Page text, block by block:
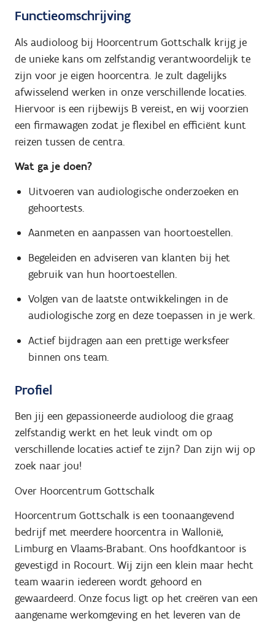
Functieomschrijving
Als audioloog bij Hoorcentrum Gottschalk krijg je
de unieke kans om zelfstandig verantwoordelijk te
zijn voor je eigen hoorcentra. Je zult dagelijks
afwisselend werken in onze verschillende locaties.
Hiervoor is een rijbewijs B vereist, en wij voorzien
een firmawagen zodat je flexibel en efficiënt kunt
reizen tussen de centra.
Wat ga je doen?
Uitvoeren van audiologische onderzoeken en
gehoortests.
Aanmeten en aanpassen van hoortoestellen.
Begeleiden en adviseren van klanten bij het
gebruik van hun hoortoestellen.
Volgen van de laatste ontwikkelingen in de
audiologische zorg en deze toepassen in je werk.
Actief bijdragen aan een prettige werksfeer
binnen ons team.
Profiel
Ben jij een gepassioneerde audioloog die graag
zelfstandig werkt en het leuk vindt om op
verschillende locaties actief te zijn? Dan zijn wij op
zoek naar jou!
Over Hoorcentrum Gottschalk
Hoorcentrum Gottschalk is een toonaangevend
bedrijf met meerdere hoorcentra in Wallonië,
Limburg en Vlaams-Brabant. Ons hoofdkantoor is
gevestigd in Rocourt. Wij zijn een klein maar hecht
team waarin iedereen wordt gehoord en
gewaardeerd. Onze focus ligt op het creëren van een
aangename werkomgeving en het leveren van de